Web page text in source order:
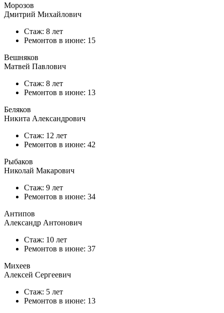
Морозов
Дмитрий Михайлович
Стаж: 8 лет
Ремонтов в июне: 15
Вешняков
Матвей Павлович
Стаж: 8 лет
Ремонтов в июне: 13
Беляков
Никита Александрович
Стаж: 12 лет
Ремонтов в июне: 42
Рыбаков
Николай Макарович
Стаж: 9 лет
Ремонтов в июне: 34
Антипов
Александр Антонович
Стаж: 10 лет
Ремонтов в июне: 37
Михеев
Алексей Сергеевич
Стаж: 5 лет
Ремонтов в июне: 13